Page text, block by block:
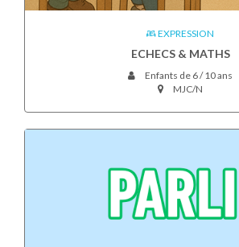
EXPRESSION
ECHECS & MATHS
Enfants de 6 / 10 ans
MJC/N